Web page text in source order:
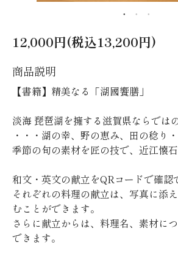
12,000円(税込13,200円)
商品説明
【書籍】精美なる「湖國饗膳」
淡海 琵琶湖を擁する滋賀県ならでは
・・・湖の幸、野の恵み、田の稔り・
季節の旬の素材を匠の技で、近江懐
和文・英文の献立をQRコードで確認
それぞれの料理の献立は、写真に添
むことができます。
さらに献立からは、料理名、素材に
できます。